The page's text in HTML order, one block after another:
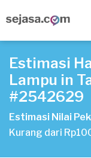
Estimasi
Lampu in
#2542629
Estimasi Nilai
Kurang dari